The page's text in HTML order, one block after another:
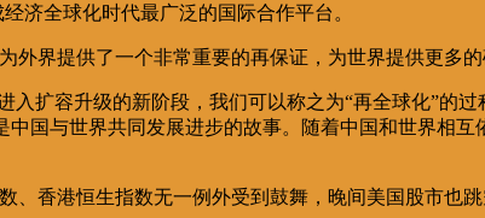
济全球化时代最广泛的国际合作平台。
界提供了一个非常重要的再保证，为世界提供更多的
扩容升级的新阶段，我们可以称之为“再全球化”的
国与世界共同发展进步的故事。随着中国和世界相
香港恒生指数无一例外受到鼓舞，晚间美国股市也